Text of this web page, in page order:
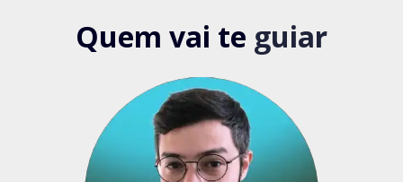
Quem vai te guiar